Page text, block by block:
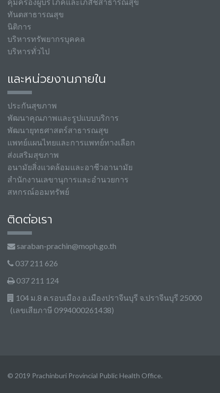
คุ้มครองผู้บริโภคและเภสัชสาธารณสุข
ทันตสาธารณสุข
นิติการ
บริหารทรัพยากรบุคคล
บริหารทั่วไป
และหน่วยงานภายใน
ประกันสุขภาพ
พัฒนาคุณภาพและรูปแบบบริการ
พัฒนายุทธศาสตร์สาธารณสุข
แพทย์แผนไทยและการแพทย์ทางเลือก
ส่งเสริมสุขภาพ
อนามัยสิ่งแวดล้อมและอาชีวอานามัย
สำนักงานเลขานุการและอำนวยการ
สหกรณ์ออมทรัพย์
ติดต่อเรา
saraban-prachin@moph.go.th
037 211 626
037 211 124
104 ม.8 ต.รอบเมือง อ.เมืองปราจีนบุรี จ.ปราจีนบุรี 25000
(เลขเสียภาษี 0994000261438)
© 2019 Prachinburi Provincial Public Health Office.